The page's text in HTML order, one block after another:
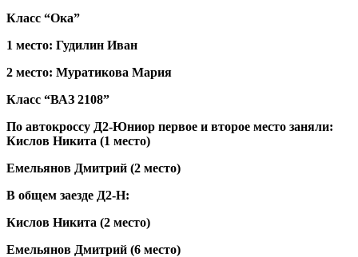
Класс “Ока”
1 место: Гудилин Иван
2 место: Муратикова Мария
Класс “ВАЗ 2108”
По автокроссу Д2-Юниор первое и второе место заняли:
Кислов Никита (1 место)
Емельянов Дмитрий (2 место)
В общем заезде Д2-Н:
Кислов Никита (2 место)
Емельянов Дмитрий (6 место)